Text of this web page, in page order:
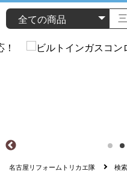
名古屋リフォームトリカエ隊 検